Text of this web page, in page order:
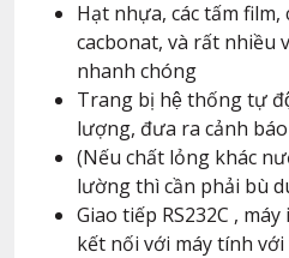
Hạt nhựa, các tấm film,
cacbonat, và rất nhiều
nhanh chóng
Trang bị hệ thống tự
lượng, đưa ra cảnh
(Nếu chất lỏng khác
lường thì cần phải bù
Giao tiếp RS232C ,
kết nối với máy tính